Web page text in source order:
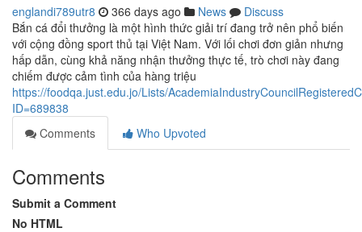
englandi789utr8 366 days ago News
Discuss
Bắn cá đổi thưởng là một hình thức giải trí đang trở nên phổ biến
với cộng đồng sport thủ tại Việt Nam. Với lối chơi đơn giản nhưng
hấp dẫn, cùng khả năng nhận thưởng thực tế, trò chơi này đang
chiếm được cảm tình của hàng triệu
https://foodqa.just.edu.jo/Lists/
ID=689838
Comments
Who Upvoted
Comments
Submit a Comment
No HTML